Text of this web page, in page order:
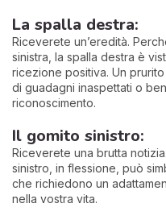
La spalla destra:
Riceverete un’eredità.
sinistra, la spalla destra è
ricezione positiva. Un
di guadagni inaspettati o
riconoscimento.
Il gomito sinistro:
Riceverete una brutta
sinistro, in flessione, può
che richiedono un
nella vostra vita.